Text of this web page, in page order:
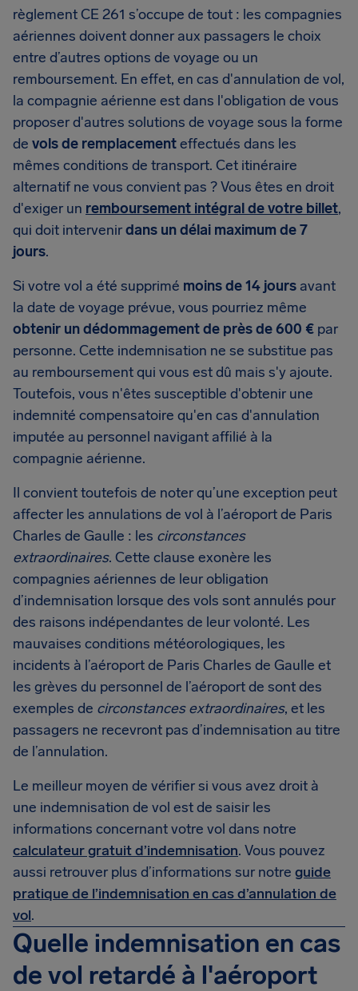
règlement CE 261 s’occupe de tout : les compagnies
aériennes doivent donner aux passagers le choix
entre d’autres options de voyage ou un
remboursement. En effet, en cas d'annulation de vol,
la compagnie aérienne est dans l'obligation de vous
proposer d'autres solutions de voyage sous la forme
de vols de remplacementeffectués dans les
mêmes conditions de transport. Cet itinéraire
alternatif ne vous convient pas ? Vous êtes en droit
d'exiger un remboursement intégral de votre billet,
qui doit intervenirdans un délai maximum de 7
jours.
Si votre vol a été supprimé moins de 14 jours avant
la date de voyage prévue, vous pourriez même
obtenir un dédommagement de près de 600 € par
personne. Cette indemnisation ne se substitue pas
au remboursement qui vous est dû mais s'y ajoute.
Toutefois, vous n'êtes susceptible d'obtenir une
indemnité compensatoire qu'en cas d'annulation
imputée au personnel navigant affilié à la
compagnie aérienne.
Il convient toutefois de noter qu’une exception peut
affecter les annulations de vol à l’aéroport de Paris
Charles de Gaulle : les circonstances
extraordinaires. Cette clause exonère les
compagnies aériennes de leur obligation
d’indemnisation lorsque des vols sont annulés pour
des raisons indépendantes de leur volonté. Les
mauvaises conditions météorologiques, les
incidents à l’aéroport de Paris Charles de Gaulle et
les grèves du personnel de l’aéroport de sont des
exemples de circonstances extraordinaires, et les
passagers ne recevront pas d’indemnisation au titre
de l’annulation.
Le meilleur moyen de vérifier si vous avez droit à
une indemnisation de vol est de saisir les
informations concernant votre vol dans notre
calculateur gratuit d’indemnisation. Vous pouvez
aussi retrouver plus d’informations sur notre guide
pratique de l’indemnisation en cas d’annulation de
vol.
Quelle indemnisation en cas
de vol retardé à l'aéroport